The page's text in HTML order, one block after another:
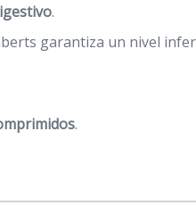
.
garantiza un nivel
.